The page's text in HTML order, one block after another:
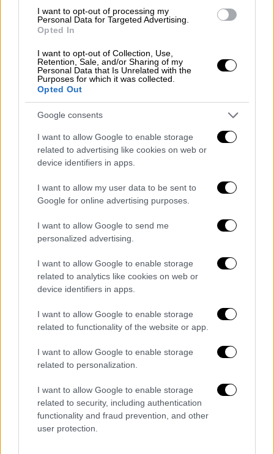
I want to opt-out of processing my
Personal Data for Targeted Advertising.
Opted In
I want to opt-out of Collection, Use,
Retention, Sale, and/or Sharing of my
Personal Data that Is Unrelated with the
Purposes for which it was collected.
Opted Out
Google consents
I want to allow Google to enable storage
related to advertising like cookies on web or
device identifiers in apps.
I want to allow my user data to be sent to
Google for online advertising purposes.
I want to allow Google to send me
personalized advertising.
I want to allow Google to enable storage
related to analytics like cookies on web or
device identifiers in apps.
I want to allow Google to enable storage
related to functionality of the website or app.
I want to allow Google to enable storage
related to personalization.
I want to allow Google to enable storage
related to security, including authentication
functionality and fraud prevention, and other
user protection.
νοσταλγικό χαρακτήρα, αποτυπώνει την
ελευθερία, την ενέργεια και τη στάση
ζωής που καθόρισε γενιές αναβατών.
Vintageαισθητική, επαναπροσδιορισμένη
για τη σύγχρονη καθημερινότητα
HONDA CLASSICAL HERITAGE – Μια
συλλογή που αποτυπώνει την αναζήτηση
της εκλεπτυσμένης ποιότητας και του
διαχρονικού σχεδιασμού, απευθυνόμενη
σε όσους εκτιμούν την κομψότητα.
με τις premium μοτοσυκλέτες της
Honda
HONDA RACING – Εμπνευσμένη από την
αδρεναλίνη του μηχανοκίνητου
περιλαμβάνει δυναμικά σχέδια και
τολμηρές γραμμές που εκφράζουν το
φέρει με υπερηφάνεια το εμβληματικό
λογότυπο HRC, σύμβολο επιδόσεων και
αγωνιστικής κληρονομιάς,
συνδυάζοντας άνεση και στυλ για
καθημερινή χρήση
HONDA TRIBUTE – Αναδυκνύοντας την
πλούσια κληρονομιά της μάρκας, η
συλλογή αντλεί έμπνευση από θρυλικά